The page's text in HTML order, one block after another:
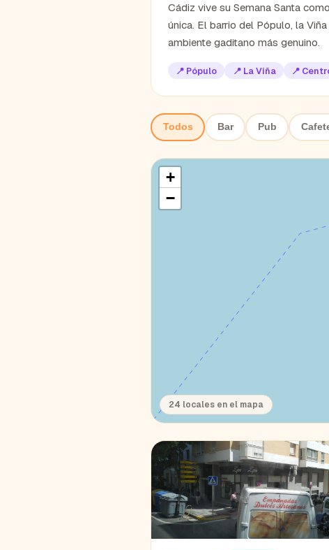
Cádiz vive su Semana Santa
única. El barrio del Pópulo, la
ambiente gaditano más genuino.
📍 Pópulo 📍 La Viña 📍
Todos Bar Pub
+
−
24 locales en el mapa